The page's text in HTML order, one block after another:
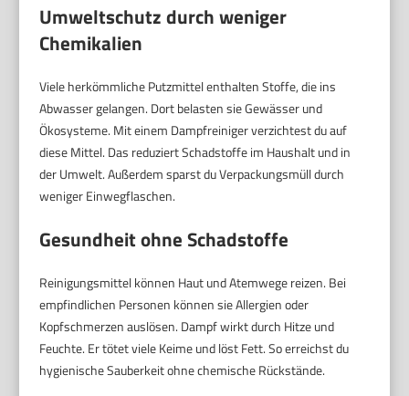
Umweltschutz durch weniger
Chemikalien
Viele herkömmliche Putzmittel enthalten Stoffe, die ins
Abwasser gelangen. Dort belasten sie Gewässer und
Ökosysteme. Mit einem Dampfreiniger verzichtest du auf
diese Mittel. Das reduziert Schadstoffe im Haushalt und in
der Umwelt. Außerdem sparst du Verpackungsmüll durch
weniger Einwegflaschen.
Gesundheit ohne Schadstoffe
Reinigungsmittel können Haut und Atemwege reizen. Bei
empfindlichen Personen können sie Allergien oder
Kopfschmerzen auslösen. Dampf wirkt durch Hitze und
Feuchte. Er tötet viele Keime und löst Fett. So erreichst du
hygienische Sauberkeit ohne chemische Rückstände.